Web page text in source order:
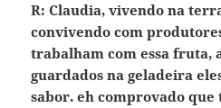
R: Claudia, vivendo na
convivendo com
trabalham com essa fruta,
guardados na geladeira
sabor. eh comprovado que